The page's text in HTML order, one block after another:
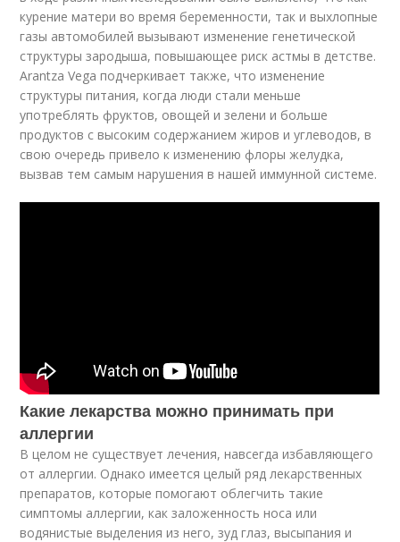
курение матери во время беременности, так и выхлопные
газы автомобилей вызывают изменение генетической
структуры зародыша, повышающее риск астмы в детстве.
Arantza Vega подчеркивает также, что изменение
структуры питания, когда люди стали меньше
употреблять фруктов, овощей и зелени и больше
продуктов с высоким содержанием жиров и углеводов, в
свою очередь привело к изменению флоры желудка,
вызвав тем самым нарушения в нашей иммунной системе.
Какие лекарства можно принимать при
аллергии
В целом не существует лечения, навсегда избавляющего
от аллергии. Однако имеется целый ряд лекарственных
препаратов, которые помогают облегчить такие
симптомы аллергии, как заложенность носа или
водянистые выделения из него, зуд глаз, высыпания и